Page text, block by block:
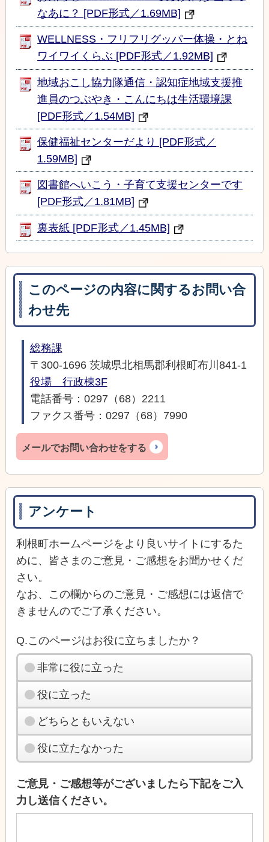
なあに？ [PDF形式／1.69MB]
WELLNESS・フリフリグッパー体操・とね
ワイワイくらぶ [PDF形式／1.92MB]
地域おこし協力隊通信・認知症地域支援推
進員のつぶやき・こんにちは生活環境課
[PDF形式／1.54MB]
保健福祉センターだより [PDF形式／
1.59MB]
図書館へいこう・子育て支援センターです
[PDF形式／1.81MB]
裏表紙 [PDF形式／1.45MB]
このページの内容に関するお問い合
わせ先
総務課
〒300-1696 茨城県北相馬郡利根町布川841-1
役場 行政棟3F
電話番号：0297（68）2211
ファクス番号：0297（68）7990
メールでお問い合わせをする
アンケート
利根町ホームページをより良いサイトにするた
めに、皆さまのご意見・ご感想をお聞かせくだ
さい。
なお、この欄からのご意見・ご感想には返信で
きませんのでご了承ください。
Q.このページはお役に立ちましたか？
非常に役に立った
役に立った
どちらともいえない
役に立たなかった
ご意見・ご感想等がございましたら下記をご入
力し送信ください。